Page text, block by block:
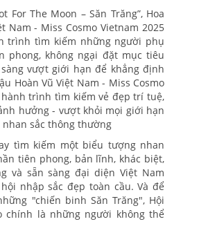
For The Moon – Săn Trăng”, Hoa
Nam - Miss Cosmo Vietnam 2025
trình tìm kiếm những người phụ
phong, không ngại đặt mục tiêu
vượt giới hạn để khẳng định
Hoàn Vũ Việt Nam - Miss Cosmo
hành trình tìm kiếm vẻ đẹp trí tuệ,
hưởng - vượt khỏi mọi giới hạn
sắc thông thường
tìm kiếm một biểu tượng nhan
tiên phong, bản lĩnh, khác biệt,
và sẵn sàng đại diện Việt Nam
nhập sắc đẹp toàn cầu. Và để
"chiến binh Săn Trăng", Hội
chính là những người không thể